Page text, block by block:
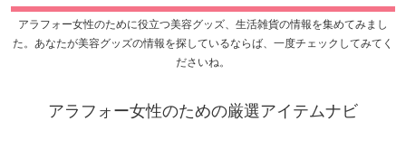
アラフォー女性のために役立つ美容グッズ、生活雑貨の情報を集めてみまし
た。あなたが美容グッズの情報を探しているならば、一度チェックしてみてく
ださいね。
アラフォー女性のための厳選アイテムナビ